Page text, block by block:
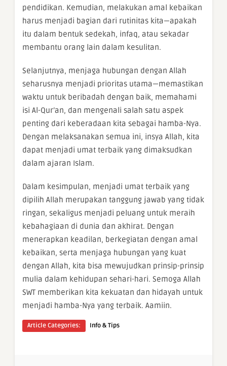
pendidikan. Kemudian, melakukan amal kebaikan
harus menjadi bagian dari rutinitas kita—apakah
itu dalam bentuk sedekah, infaq, atau sekadar
membantu orang lain dalam kesulitan.
Selanjutnya, menjaga hubungan dengan Allah
seharusnya menjadi prioritas utama—memastikan
waktu untuk beribadah dengan baik, memahami
isi Al-Qur’an, dan mengenali salah satu aspek
penting dari keberadaan kita sebagai hamba-Nya.
Dengan melaksanakan semua ini, insya Allah, kita
dapat menjadi umat terbaik yang dimaksudkan
dalam ajaran Islam.
Dalam kesimpulan, menjadi umat terbaik yang
dipilih Allah merupakan tanggung jawab yang tidak
ringan, sekaligus menjadi peluang untuk meraih
kebahagiaan di dunia dan akhirat. Dengan
menerapkan keadilan, berkegiatan dengan amal
kebaikan, serta menjaga hubungan yang kuat
dengan Allah, kita bisa mewujudkan prinsip-prinsip
mulia dalam kehidupan sehari-hari. Semoga Allah
SWT memberikan kita kekuatan dan hidayah untuk
menjadi hamba-Nya yang terbaik. Aamiin.
Article Categories: Info & Tips